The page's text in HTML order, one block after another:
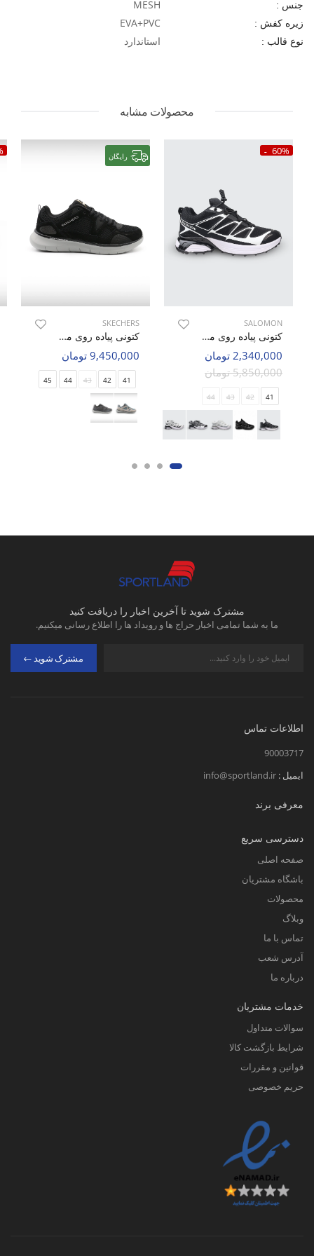
جنس : MESH
زیره کفش : EVA+PVC
نوع قالب : استاندارد
محصولات مشابه
60%
SALOMON
کتونی پیاده روی مردانه سالامون Merrell Walk M
2,340,000 تومان
5,850,000 تومان
41
42
43
44
رایگان
SKECHERS
کتونی پیاده روی مردانه اسکیچرز Quantum Flex M
9,450,000 تومان
41
42
43
44
45
مشترک شوید تا آخرین اخبار را دریافت کنید
ما به شما تمامی اخبار حراج ها و رویداد ها را اطلاع رسانی میکنیم.
مشترک شوید
اطلاعات تماس
90003717
ایمیل : info@sportland.ir
معرفی برند
دسترسی سریع
صفحه اصلی
باشگاه مشتریان
محصولات
وبلاگ
تماس با ما
آدرس شعب
درباره ما
خدمات مشتریان
سوالات متداول
شرایط بازگشت کالا
قوانین و مقررات
حریم خصوصی